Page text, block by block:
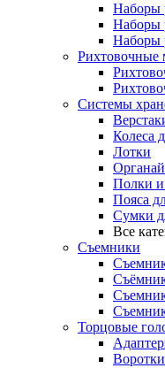
Наборы
Наборы
Наборы
Рихтовочные
Системы
Колеса
Лотки
Полки и
Пояса
Сумки
Все
Съемники
Торцовые